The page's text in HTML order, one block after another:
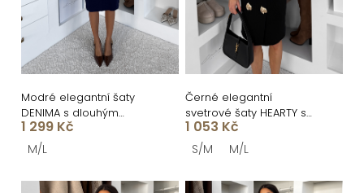
u
k
t
ů
r
o
d
u
k
ů
Modré elegantní šaty
DENIMA s dlouhým
rukávem
1 299 Kč
M/L
Černé elegantní
svetrové šaty HEARTY s
dlouhým rukávem
1 053 Kč
S/M M/L